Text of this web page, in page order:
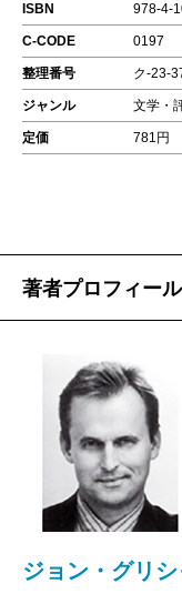
ISBN 978-4-
C-CODE 0197
整理番号 ク-23-
ジャンル 文学・
定価 781円
著者プロフィール
ジョン・グリ